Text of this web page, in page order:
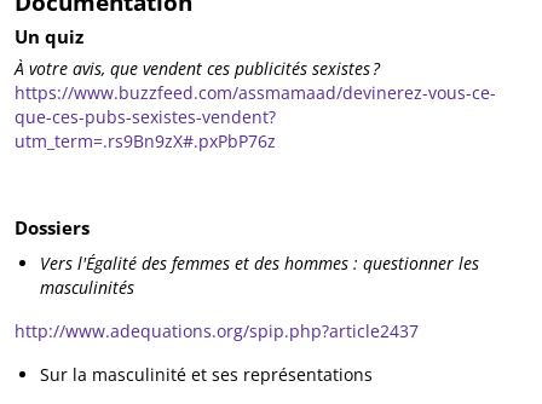
Un quiz
À votre avis, que vendent ces publicités sexistes ?
https://www.buzzfeed.com/assmamaad/devinerez-vous-ce-
que-ces-pubs-sexistes-vendent?
utm_term=.rs9Bn9zX#.pxPbP76z
Dossiers
Vers l'Égalité des femmes et des hommes : questionner les
masculinités
http://www.adequations.org/spip.php?article2437
Sur la masculinité et ses représentations